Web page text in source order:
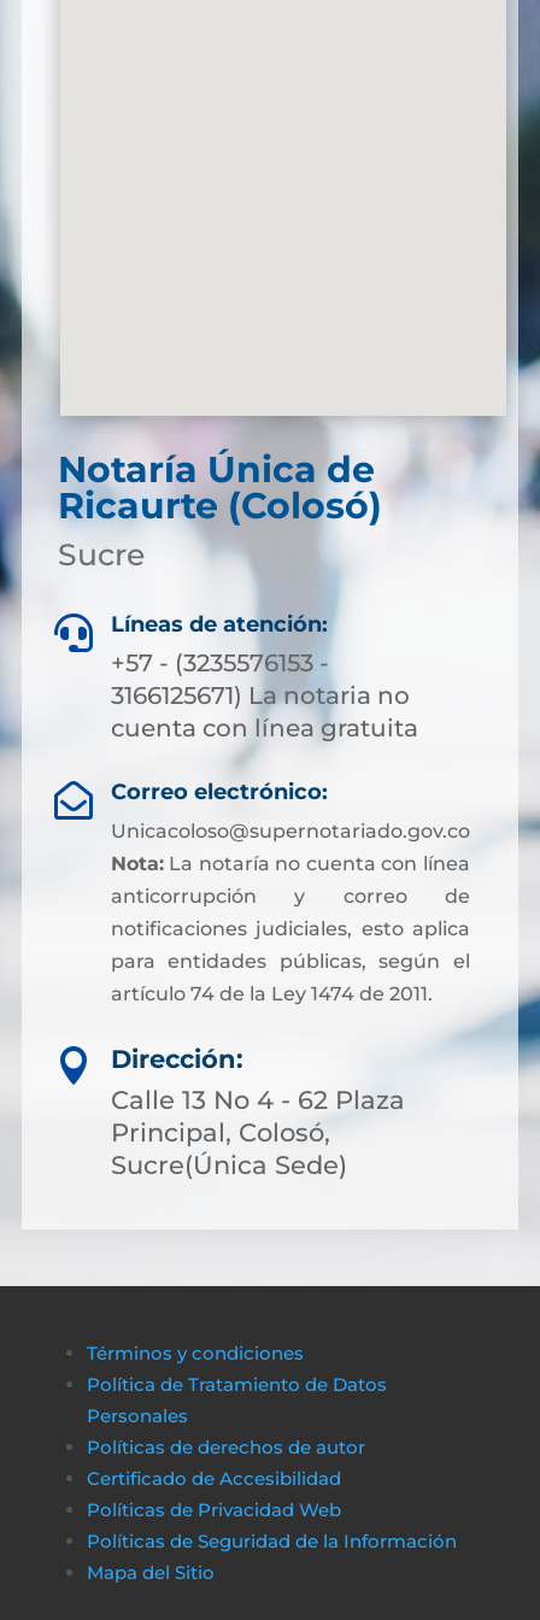
Notaría Única de
Ricaurte (Colosó)
Sucre
 Líneas de atención:
+57 - (3235576153 -
3166125671) La notaria no
cuenta con línea gratuita
 Correo electrónico:
Unicacoloso@supernotariado.gov.co
Nota:La notaría no cuenta con línea
anticorrupción y correo de
notificaciones judiciales, esto aplica
para entidades públicas, según el
artículo 74 de la Ley 1474 de 2011.

Dirección:
Calle 13 No 4 - 62 Plaza
Principal, Colosó,
Sucre(Única Sede)
Términos y condiciones
Política de Tratamiento de Datos
Personales
Políticas de derechos de autor
Certificado de Accesibilidad
Políticas de Privacidad Web
Políticas de Seguridad de la Información
Mapa del Sitio